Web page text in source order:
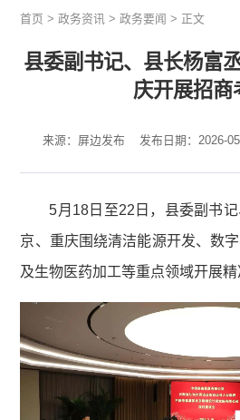
首页 >政务资讯 >政务要闻 > 正文
县委副书记、县长杨富
庆开展招商
来源：屏边发布 发布日期：2026-
5月18日至22日，县委副书
京、重庆围绕清洁能源开发、数
及生物医药加工等重点领域开展精